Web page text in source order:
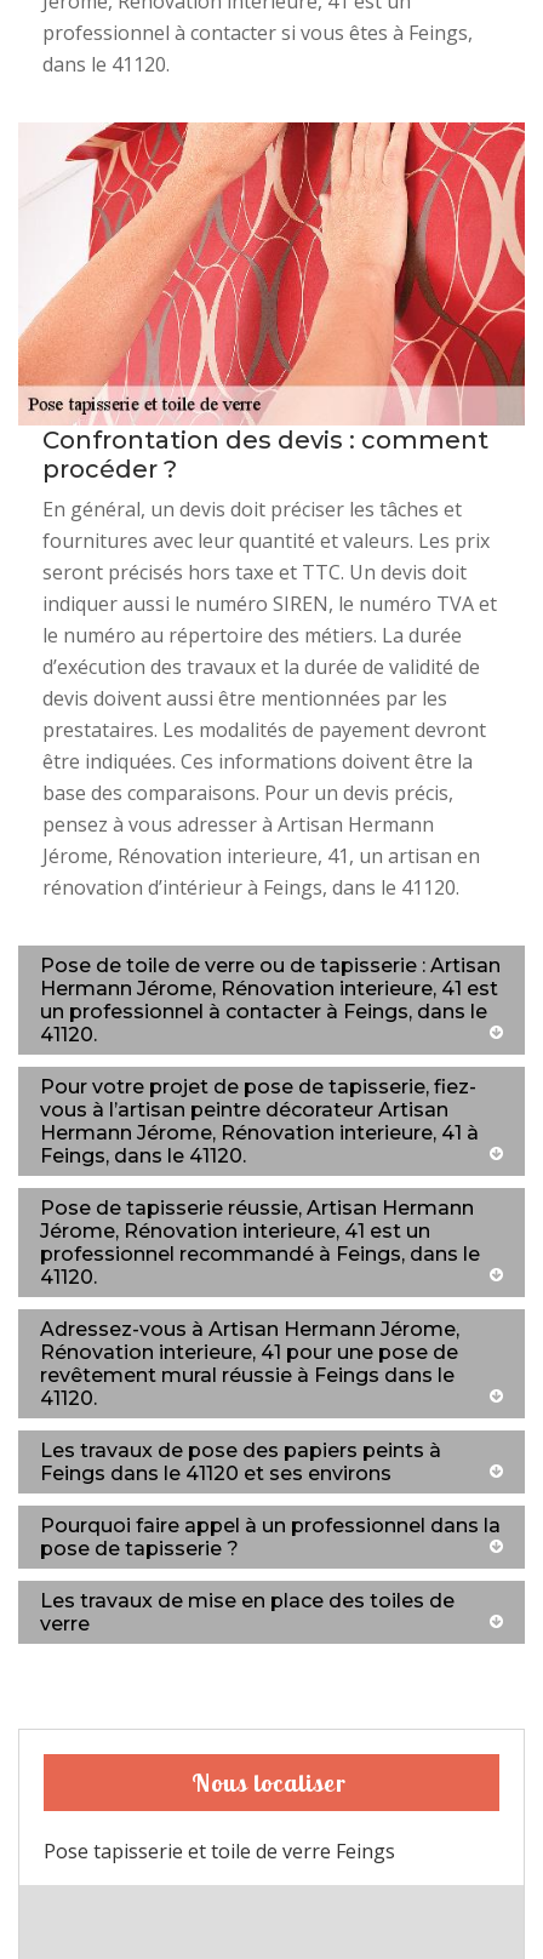
professionnel à contacter si vous êtes à Feings,
dans le 41120.
Confrontation des devis : comment
procéder ?
En général, un devis doit préciser les tâches et
fournitures avec leur quantité et valeurs. Les prix
seront précisés hors taxe et TTC. Un devis doit
indiquer aussi le numéro SIREN, le numéro TVA et
le numéro au répertoire des métiers. La durée
d’exécution des travaux et la durée de validité de
devis doivent aussi être mentionnées par les
prestataires. Les modalités de payement devront
être indiquées. Ces informations doivent être la
base des comparaisons. Pour un devis précis,
pensez à vous adresser à Artisan Hermann
Jérome, Rénovation interieure, 41, un artisan en
rénovation d’intérieur à Feings, dans le 41120.
Pose de toile de verre ou de tapisserie : Artisan
Hermann Jérome, Rénovation interieure, 41 est
un professionnel à contacter à Feings, dans le
41120.
Pour votre projet de pose de tapisserie, fiez-
vous à l’artisan peintre décorateur Artisan
Hermann Jérome, Rénovation interieure, 41 à
Feings, dans le 41120.
Pose de tapisserie réussie, Artisan Hermann
Jérome, Rénovation interieure, 41 est un
professionnel recommandé à Feings, dans le
41120.
Adressez-vous à Artisan Hermann Jérome,
Rénovation interieure, 41 pour une pose de
revêtement mural réussie à Feings dans le
41120.
Les travaux de pose des papiers peints à
Feings dans le 41120 et ses environs
Pourquoi faire appel à un professionnel dans la
pose de tapisserie ?
Les travaux de mise en place des toiles de
verre
Nous localiser
Pose tapisserie et toile de verre Feings